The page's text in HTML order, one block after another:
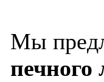
Мы
печного